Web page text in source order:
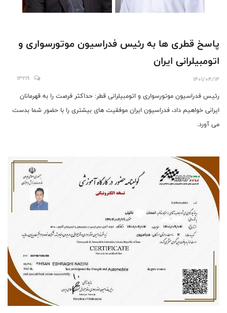
پاسخ قطری ها به رئیس فدراسیون موتورسواری و
اتومبیلرانی ایران
1401/04/14
13219
رئیس فدراسیون موتورسواری و اتومبیلرانی قطر: حداکثر فرصت را به قهرمانان
ایرانی خواهیم داد، فدراسیون ایران موفقیت های بیشتری را با حضور شما بدست
می آورد.